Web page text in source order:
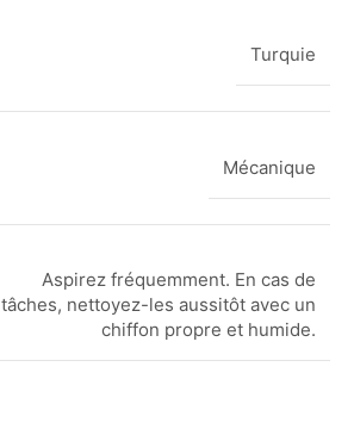
Turquie
Mécanique
Aspirez fréquemment. En cas de
tâches, nettoyez-les aussitôt avec un
chiffon propre et humide.